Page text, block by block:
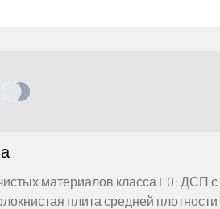
материалов класса E0: ДСП с
плита средней